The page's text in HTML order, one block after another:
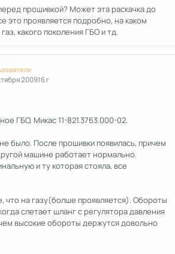
прошивкой? Может эта раскачка до
это проявляется подробно, на каком
какого поколения ГБО и тд.
200916 г
ГБО, Микас 11-821.3763.000-02.
было. После прошивки появилась, причем
машине работает нормально.
и ту которая стояла, все
что на газу(болше проявляется). Обороты
слетает шланг с регулятора давления
высокие обороты держутся довольно